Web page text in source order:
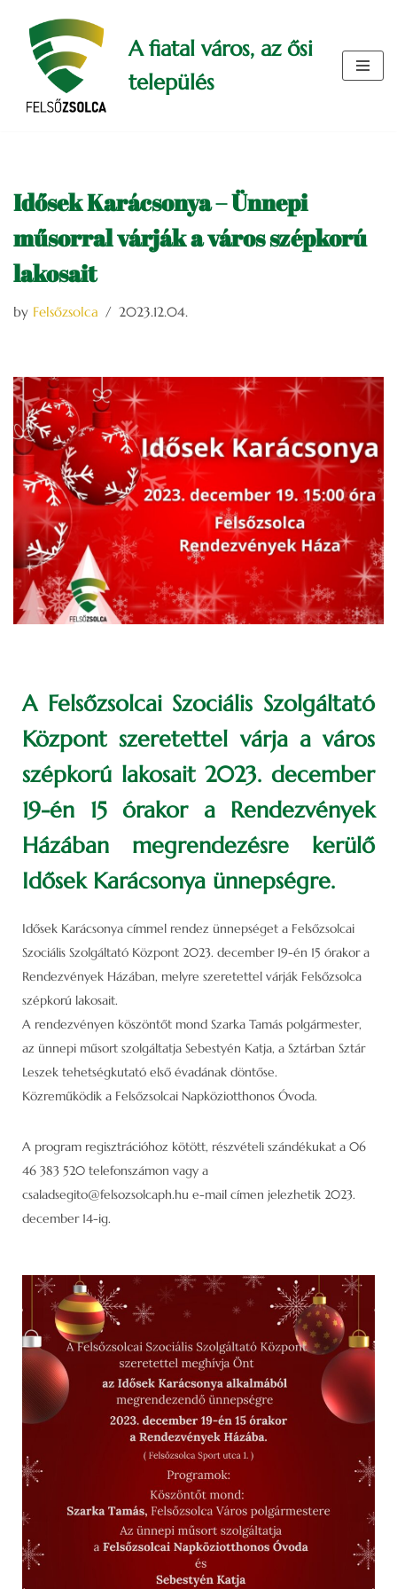
Skip
content
A fiatal város, az ősi
település
Idősek Karácsonya – Ünnepi
műsorral várják a város szépkorú
lakosait
by Felsőzsolca 2023.12.04.
A Felsőzsolcai Szociális Szolgáltató
Központ szeretettel várja a város
szépkorú lakosait 2023. december
19-én 15 órakor a Rendezvények
Házában megrendezésre kerülő
Idősek Karácsonya ünnepségre.
Idősek Karácsonya címmel rendez ünnepséget a Felsőzsolcai
Szociális Szolgáltató Központ 2023. december 19-én 15 órakor a
Rendezvények Házában, melyre szeretettel várják Felsőzsolca
szépkorú lakosait.
A rendezvényen köszöntőt mond Szarka Tamás polgármester,
az ünnepi műsort szolgáltatja Sebestyén Katja, a Sztárban Sztár
Leszek tehetségkutató első évadának döntőse.
Közreműködik a Felsőzsolcai Napköziotthonos Óvoda.
A program regisztrációhoz kötött, részvételi szándékukat a 06
46 383 520 telefonszámon vagy a
csaladsegito@felsozsolcaph.hu e-mail címen jelezhetik 2023.
december 14-ig.